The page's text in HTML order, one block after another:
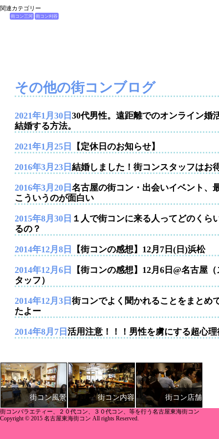
関連カテゴリー
街コン三河 街コン刈谷
その他の街コンブログ
2021年1月30日 30代男性。遠距離でのオンライン婚
結婚する方法。
2021年1月25日 【定休日のお知らせ】
2016年3月23日 結婚しました！街コンスタッフはお
2016年3月20日 名古屋の街コン・出会いイベント、
こういうのが面白い
2015年8月30日 １人で街コンに来る人ってどのくら
るの？
2014年12月8日 【街コンの感想】12月7日(日)浜松
2014年12月6日
【街コンの感想】12月6日@名古屋（
タッフ）
2014年12月3日 街コンでよく聞かれることをまとめ
たよー
2014年8月7日 活用注意！！！男性を虜にする超心理
街コン風景 街コン内容 街コン店舗
街コンバラエティー、２０代コン、３０代コン、等を行う名古屋東海街コン
Copyright © 2015 名古屋東海街コン All rights Reserved.